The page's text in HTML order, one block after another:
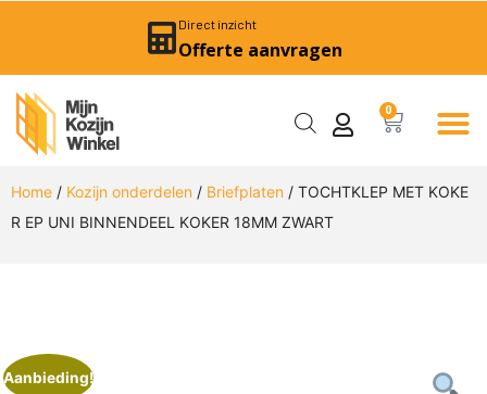
Direct inzicht
Offerte aanvragen
0
Home / Kozijn onderdelen / Briefplaten / TOCHTKLEP MET KOKE
R EP UNI BINNENDEEL KOKER 18MM ZWART
Aanbieding!